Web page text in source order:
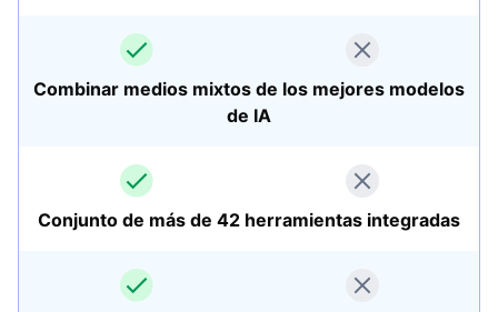
Combinar medios mixtos de los mejores modelos
de IA
Conjunto de más de 42 herramientas integradas